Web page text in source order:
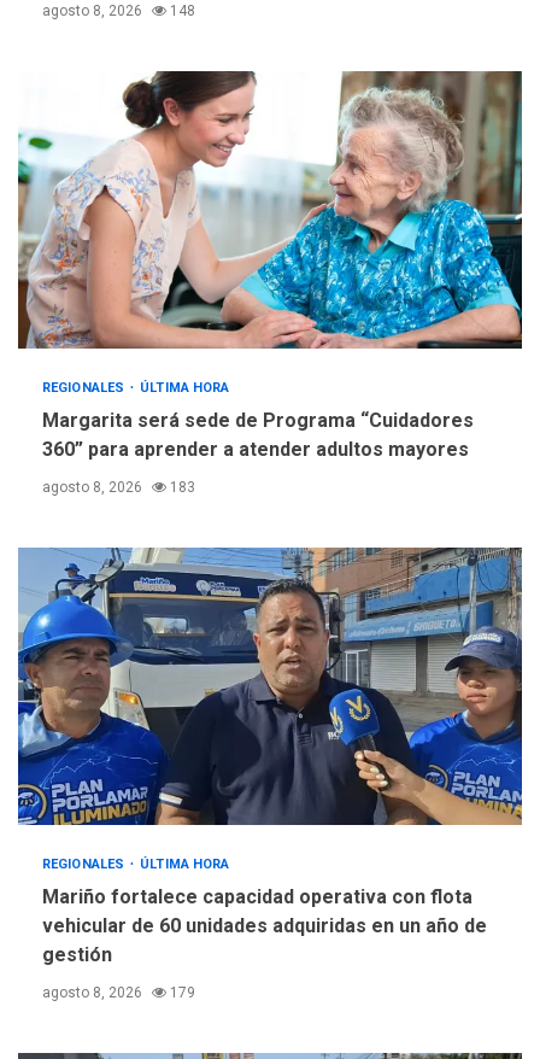
trabajan en diplomado para
creación y manejo de
estadísticas de turismo
agosto 8, 2026 148
REGIONALES ÚLTIMA HORA
Margarita será sede de Programa “Cuidadores
360” para aprender a atender adultos mayores
agosto 8, 2026 183
REGIONALES ÚLTIMA HORA
Mariño fortalece capacidad operativa con flota
vehicular de 60 unidades adquiridas en un año de
gestión
agosto 8, 2026 179